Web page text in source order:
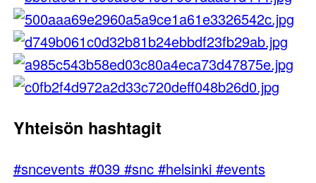
Yhteisön hashtagit
#sncevents #039 #snc #helsinki #events